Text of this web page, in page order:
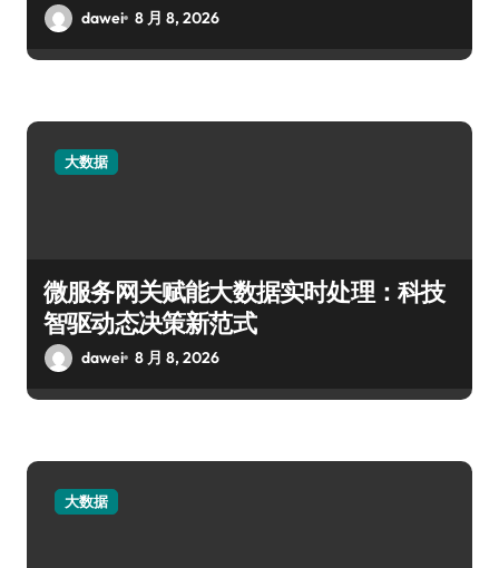
dawei 8 月 8, 2026
大数据
微服务网关赋能大数据实时处理：科技
智驱动态决策新范式
dawei 8 月 8, 2026
大数据